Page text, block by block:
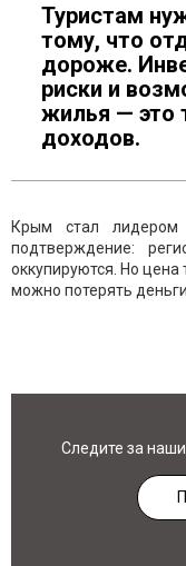
Туристам
тому, что
дороже.
риски и
жилья — это
доходов.
Крым стал
подтверждение:
оккупируются. Но цена
можно потерять деньги.
Следите за